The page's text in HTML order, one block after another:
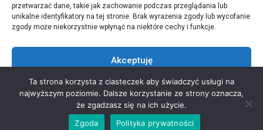
przetwarzać dane, takie jak zachowanie podczas przeglądania lub
unikalne identyfikatory na tej stronie. Brak wyrażenia zgody lub wycofanie
zgody może niekorzystnie wpłynąć na niektóre cechy i funkcje.
Akceptuję
Odmów
Zobacz preferencje
Copyright © 2021 Stowarzyszenie Przyjaciół Zdrowia - Wszelkie prawa
Ta strona korzysta z ciasteczek aby świadczyć usługi na
najwyższym poziomie. Dalsze korzystanie ze strony oznacza,
że zgadzasz się na ich użycie.
Zgoda
Polityka prywatności